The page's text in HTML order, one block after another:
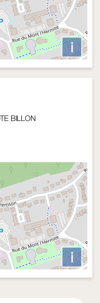
i
BILLON
i